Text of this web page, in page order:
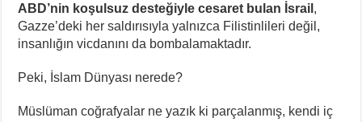
ABD’nin koşulsuz desteğiyle cesaret bulan İsrail ,
Gazze’deki her saldırısıyla yalnızca Filistinlileri değil,
insanlığın vicdanını da bombalamaktadır.
Peki, İslam Dünyası nerede?
Müslüman coğrafyalar ne yazık ki parçalanmış, kendi iç